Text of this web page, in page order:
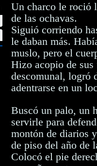
Un charco le roció
de las ochavas.
Siguió corriendo
le daban más.
muslo, pero el
Hizo acopio de sus
descomunal, logró
adentrarse en un
Buscó un palo, un
servirle para
montón de diarios
de piso del año de
Colocó el pie